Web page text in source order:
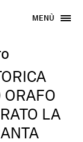
MENÙ
ORAFO
LA